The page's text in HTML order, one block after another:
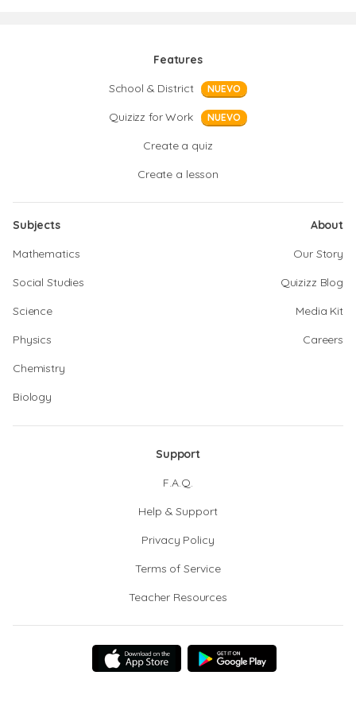
Features
School & District
NUEVO
Quizizz for Work NUEVO
Create a quiz
Create a lesson
Subjects
Mathematics
Social Studies
Science
Physics
Chemistry
Biology
About
Our Story
Quizizz Blog
Media Kit
Careers
Support
F.A.Q.
Help & Support
Privacy Policy
Terms of Service
Teacher Resources